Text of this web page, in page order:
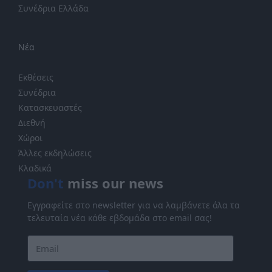
Συνέδρια Ελλάδα
Νέα
Εκθέσεις
Συνέδρια
Κατασκευαστές
Διεθνή
Χώροι
Άλλες εκδηλώσεις
Κλαδικά
Don't miss our news
Εγγραφείτε στο newsletter για να λαμβάνετε όλα τα
τελευταία νέα κάθε εβδομάδα στο email σας!